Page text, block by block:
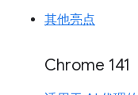
其他亮点
Chrome 141